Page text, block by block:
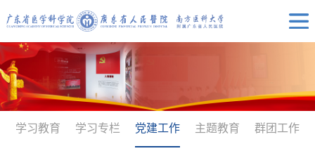
学习教育 学习专栏 党建工作 主题教育 群团工作